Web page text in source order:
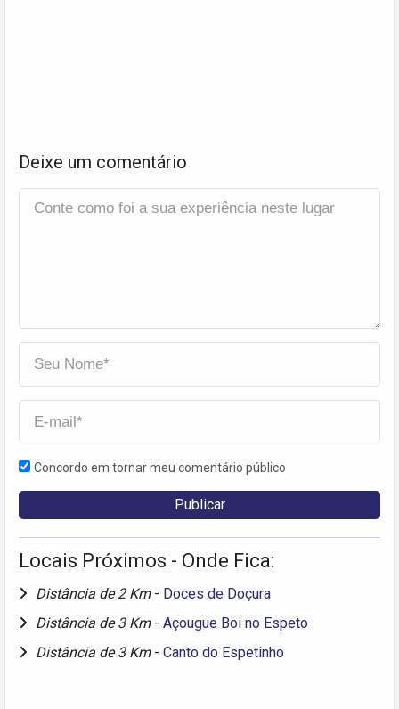
Deixe um comentário
Concordo em tornar meu comentário público
Locais Próximos - Onde Fica:
Distância de 2 Km - Doces de Doçura
Distância de 3 Km - Açougue Boi no Espeto
Distância de 3 Km - Canto do Espetinho